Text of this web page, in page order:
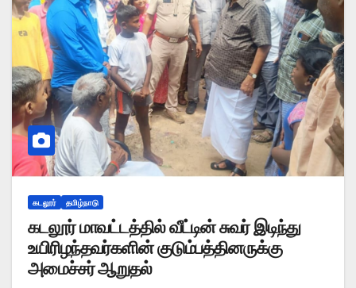
கடலூர் தமிழ்நாடு
கடலூர் மாவட்டத்தில் வீட்டின் சுவர் இடிந்து
உயிரிழந்தவர்களின் குடும்பத்தினருக்கு
அமைச்சர் ஆறுதல்